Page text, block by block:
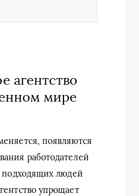
агентство
мире
появляются
работодателей
подходящих людей
упрощает